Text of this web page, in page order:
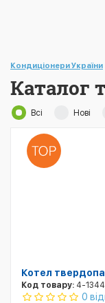
Кондиціонери України
Каталог
Всі Нові
Котел
Код товару: 4-1344
0